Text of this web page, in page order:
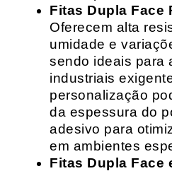
Fitas Dupla Face
Oferecem alta
umidade e
sendo ideais para
industriais
personalização
da espessura do
adesivo para
em ambientes
Fitas Dupla Face